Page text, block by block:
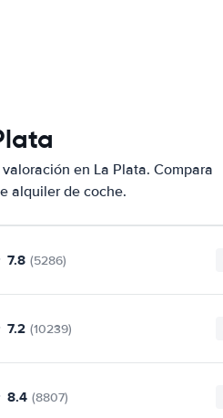
en La Plata. Compara
alquiler de coche.
7.8 (5286)
7.2 (10239)
8.4 (8807)